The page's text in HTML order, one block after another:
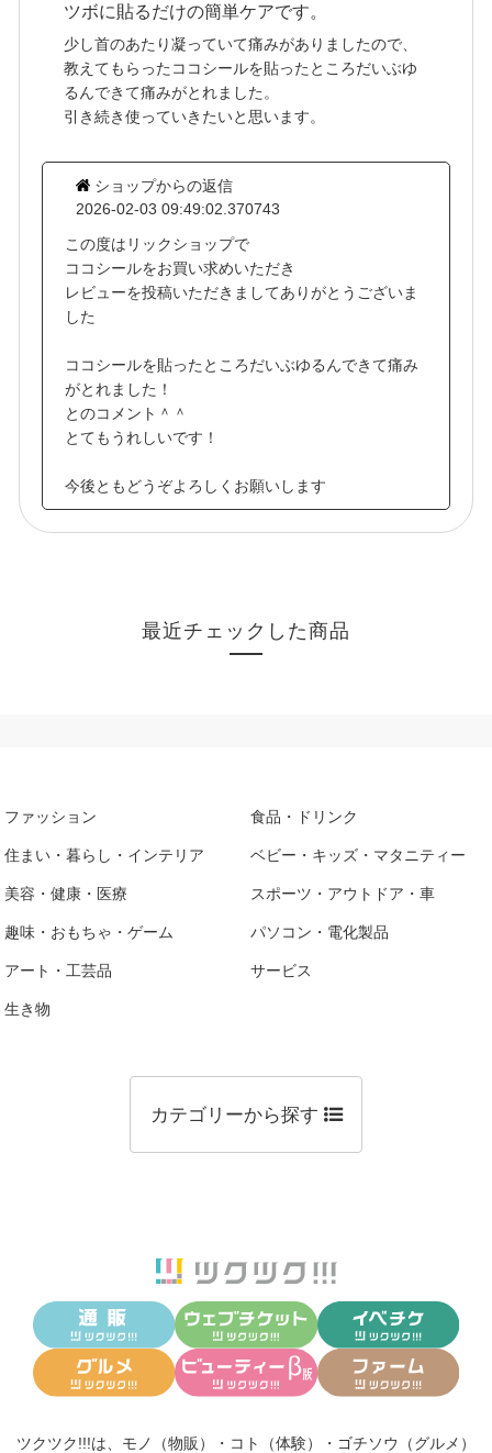
ツボに貼るだけの簡単ケアです。
少し首のあたり凝っていて痛みがありましたので、
教えてもらったココシールを貼ったところだいぶゆ
るんできて痛みがとれました。
引き続き使っていきたいと思います。
ショップからの返信
2026-02-03 09:49:02.370743
この度はリックショップで
ココシールをお買い求めいただき
レビューを投稿いただきましてありがとうございま
した
ココシールを貼ったところだいぶゆるんできて痛み
がとれました！
とのコメント＾＾
とてもうれしいです！
今後ともどうぞよろしくお願いします
最近チェックした商品
ファッション 食品・ドリンク
住まい・暮らし・インテリア ベビー・キッズ・マタニティー
美容・健康・医療 スポーツ・アウトドア・車
趣味・おもちゃ・ゲーム パソコン・電化製品
アート・工芸品 サービス
生き物
カテゴリーから探す
ツクツク!!!は、 モノ（物販） ・ コト（体験） ・ ゴチソウ（グルメ）